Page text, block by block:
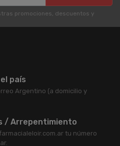
promociones, descuentos y
país
Argentino (a domicilio y
/ Arrepentimiento
tu número